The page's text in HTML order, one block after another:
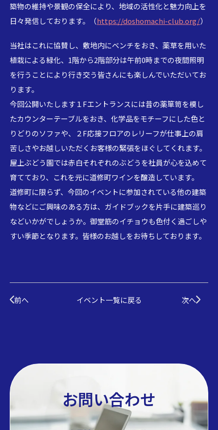
築物の維持や景観の保全により、地域の活性化と魅力向上を
日々発信しております。（https://doshomachi-club.org/）
当社はこれに協賛し、敷地内にベンチをおき、薬草を用いた
植栽による緑化、1階から2階部分は午前0時までの夜間照明
を行うことにより行き交う皆さんにも楽しんでいただいてお
ります。
今回公開いたします１Fエントランスには昔の薬箪笥を模し
たカウンターテーブルをおき、化学品をモチーフにした色と
りどりのソファや、２F応接フロアのレリーフが仕事上の肩
苦しさやお越しいただくお客様の緊張をほぐしてくれます。
屋上ぶどう園では赤白それぞれのぶどうを社員が心を込めて
育てており、これを元に道修町ワインを醸造しています。
道修町に限らず、今回のイベントに参加されている他の建築
物などにご興味のある方は、ガイドブックを片手に建築巡り
などいかがでしょうか。御堂筋のイチョウも色付く過ごしや
すい季節となります。皆様のお越しをお待ちしております。
前へ イベント一覧に戻る 次へ
お問い合わせ